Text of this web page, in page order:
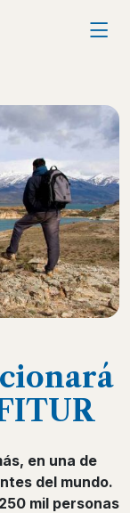
en una de
del mundo.
mil personas